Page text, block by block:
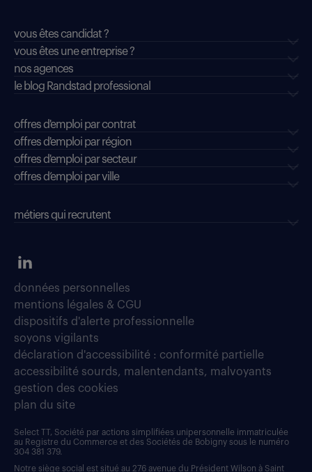
vous êtes candidat ?
vous êtes une entreprise ?
nos agences
le blog Randstad professional
offres d'emploi par contrat
offres d'emploi par région
offres d'emploi par secteur
offres d’emploi par ville
métiers qui recrutent
données personnelles
mentions légales & CGU
dispositifs d'alerte professionnelle
soyons vigilants
déclaration d'accessibilité : conformité partielle
accessibilité sourds, malentendants, malvoyants
gestion des cookies
plan du site
Select TT, Société par actions simplifiées unipersonnelle immatriculée
au Registre du Commerce et des Sociétés de Bobigny sous le numéro
304 381 379.
Notre siège social est situé au 276 avenue du Président Wilson à Saint